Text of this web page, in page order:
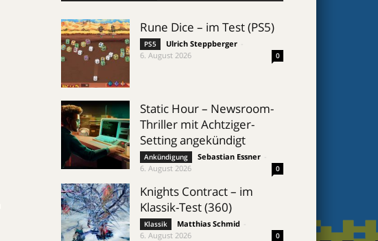
Rune Dice – im Test (PS5)
PS5 Ulrich Steppberger
6. August 2026
0
Static Hour – Newsroom-
Thriller mit Achtziger-
Setting angekündigt
Ankündigung Sebastian Essner
6. August 2026
0
Knights Contract – im
Klassik-Test (360)
Klassik Matthias Schmid
6. August 2026
0